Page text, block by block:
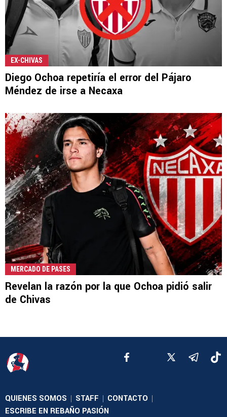
EX-CHIVAS
Diego Ochoa repetiría el error del Pájaro
Méndez de irse a Necaxa
MERCADO DE PASES
Revelan la razón por la que Ochoa pidió salir
de Chivas
QUIENES SOMOS | STAFF | CONTACTO |
ESCRIBE EN REBAÑO PASIÓN